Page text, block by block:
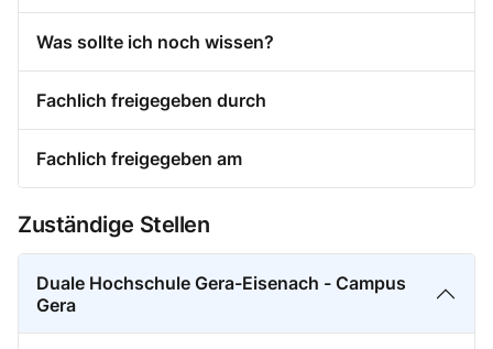
Was sollte ich noch wissen?
Fachlich freigegeben durch
Fachlich freigegeben am
Zuständige Stellen
Duale Hochschule Gera-Eisenach - Campus
Gera